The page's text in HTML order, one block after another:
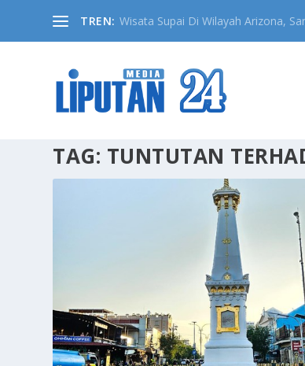
TREN: Wisata Supai Di Wilayah Arizona,
TAG: TUNTUTAN